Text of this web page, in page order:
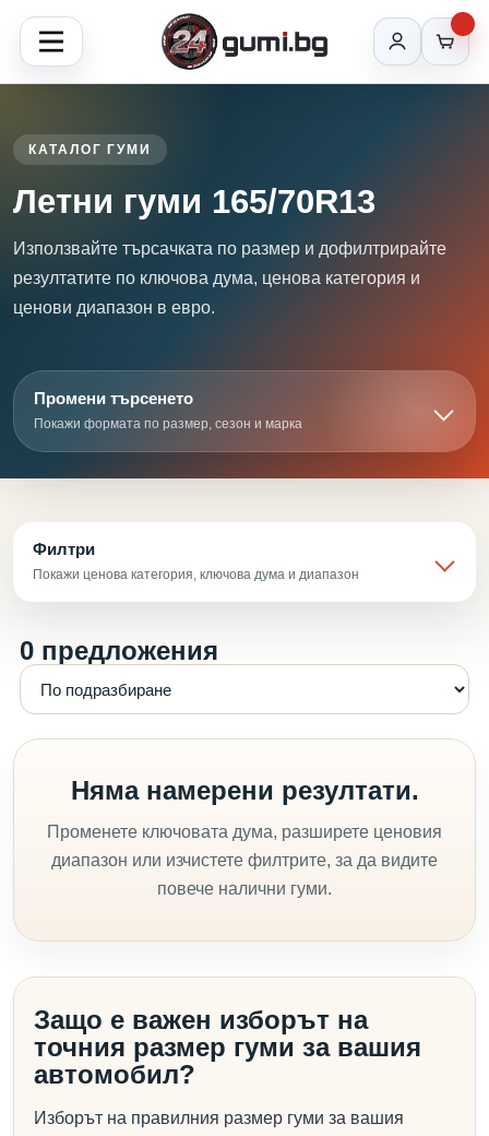
КАТАЛОГ ГУМИ
Летни гуми 165/70R13
Използвайте търсачката по размер и дофилтрирайте
резултатите по ключова дума, ценова категория и
ценови диапазон в евро.
Промени търсенето
Покажи формата по размер, сезон и марка
Филтри
Покажи ценова категория, ключова дума и диапазон
0 предложения
Няма намерени резултати.
Променете ключовата дума, разширете ценовия
диапазон или изчистете филтрите, за да видите
повече налични гуми.
Защо е важен изборът на
точния размер гуми за вашия
автомобил?
Изборът на правилния размер гуми за вашия